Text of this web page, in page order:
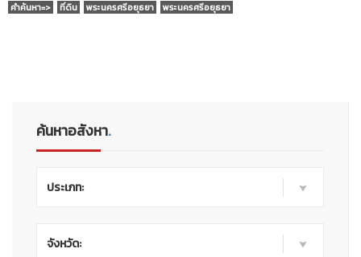
คำค้นหา=> ที่ดิน พระนครศรีอยุธยา พระนครศรีอยุธยา
ค้นหาอสังหา.
ประเภท:
จังหวัด: